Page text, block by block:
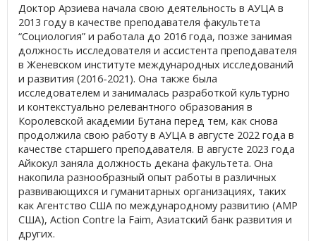
Доктор Арзиева начала свою деятельность в АУЦА в
2013 году в качестве преподавателя факультета
“Социология” и работала до 2016 года, позже занимая
должность исследователя и ассистента преподавателя
в Женевском институте международных исследований
и развития (2016-2021). Она также была
исследователем и занималась разработкой культурно
и контекстуально релевантного образования в
Королевской академии Бутана перед тем, как снова
продолжила свою работу в АУЦА в августе 2022 года в
качестве старшего преподавателя. В августе 2023 года
Айкокул заняла должность декана факультета. Она
накопила разнообразный опыт работы в различных
развивающихся и гуманитарных организациях, таких
как Агентство США по международному развитию (АМР
США), Action Contre la Faim, Азиатский банк развития и
других.